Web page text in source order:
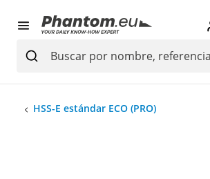
HSS-E estándar ECO (PRO)